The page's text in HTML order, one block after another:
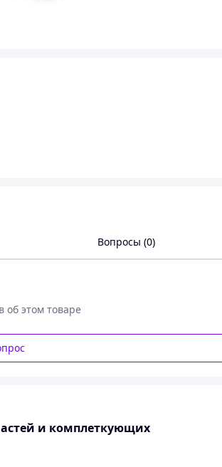
Вопросы (0)
об этом товаре
и комплеткующих